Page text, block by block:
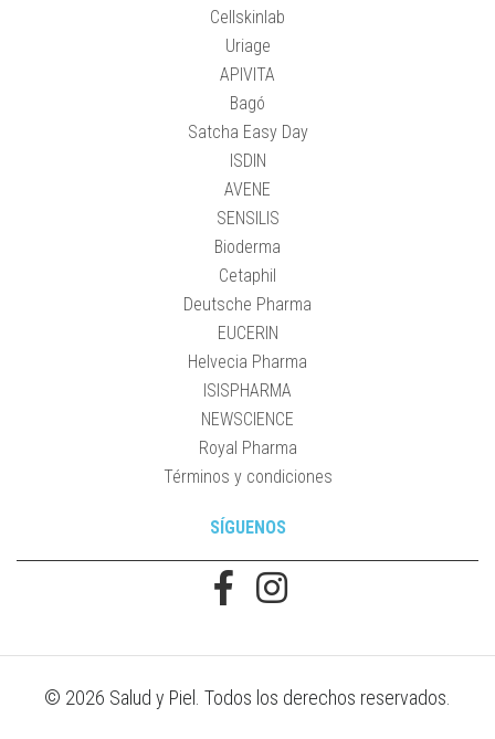
Cellskinlab
Uriage
APIVITA
Bagó
Satcha Easy Day
ISDIN
AVENE
SENSILIS
Bioderma
Cetaphil
Deutsche Pharma
EUCERIN
Helvecia Pharma
ISISPHARMA
NEWSCIENCE
Royal Pharma
Términos y condiciones
SÍGUENOS
© 2026 Salud y Piel. Todos los derechos reservados.